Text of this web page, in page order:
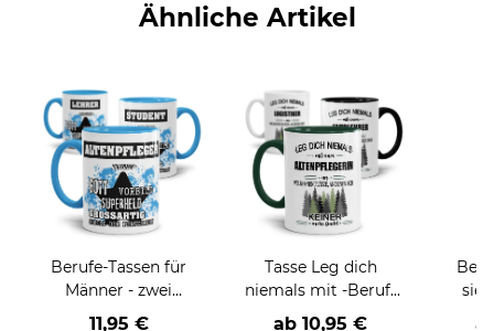
Ähnliche Artikel
Berufe-Tassen für
Männer - zwei
Farbvarianten
11,95 €
Tasse Leg dich
niemals mit -Beruf-
an
ab 10,95 €